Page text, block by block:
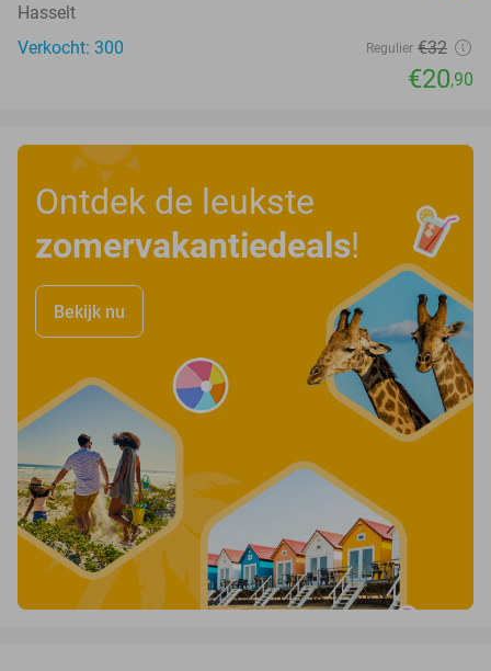
Hasselt
Verkocht: 300
Regulier €32
€20,90
Ontdek de leukste
zomervakantiedeals!
Bekijk nu